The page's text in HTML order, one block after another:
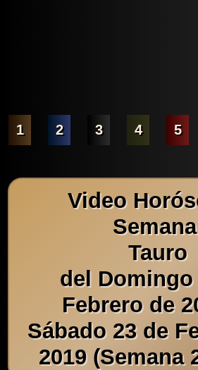
1 2 3 4 5
Video
Tauro
del Domingo
Febrero de
Sábado 23 de
2019 (Semana